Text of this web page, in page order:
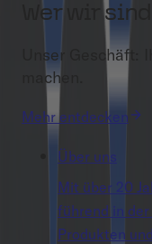
Wer wir sind
Unser Geschäft:
machen.
Mehr entdecken
Über uns
Mit über 20
führend in
Produkten